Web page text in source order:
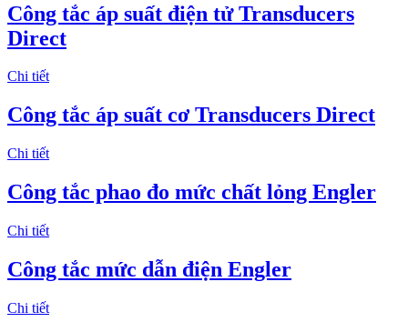
Công tắc áp suất điện tử Transducers
Direct
Chi tiết
Công tắc áp suất cơ Transducers Direct
Chi tiết
Công tắc phao đo mức chất lỏng Engler
Chi tiết
Công tắc mức dẫn điện Engler
Chi tiết